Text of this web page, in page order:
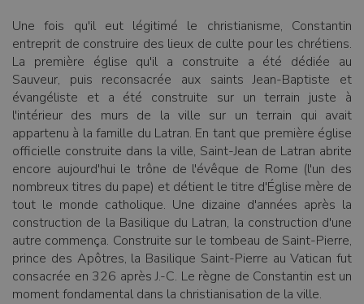
Une fois qu'il eut légitimé le christianisme, Constantin
entreprit de construire des lieux de culte pour les chrétiens.
La première église qu'il a construite a été dédiée au
Sauveur, puis reconsacrée aux saints Jean-Baptiste et
évangéliste et a été construite sur un terrain juste à
l'intérieur des murs de la ville sur un terrain qui avait
appartenu à la famille du Latran. En tant que première église
officielle construite dans la ville, Saint-Jean de Latran abrite
encore aujourd'hui le trône de l'évêque de Rome (l'un des
nombreux titres du pape) et détient le titre d'Église mère de
tout le monde catholique. Une dizaine d'années après la
construction de la Basilique du Latran, la construction d'une
autre commença. Construite sur le tombeau de Saint-Pierre,
prince des Apôtres, la Basilique Saint-Pierre au Vatican fut
consacrée en 326 après J.-C. Le règne de Constantin est un
moment fondamental dans la christianisation de la ville.